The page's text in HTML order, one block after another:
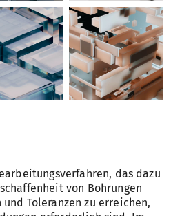
das dazu
von Bohrungen
Toleranzen zu erreichen,